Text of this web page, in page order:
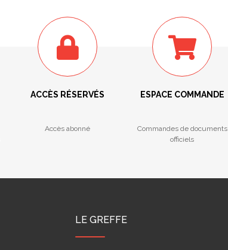
ACCÈS RÉSERVÉS
Accès abonné
ESPACE COMMANDE
Commandes de documents
officiels
LE GREFFE